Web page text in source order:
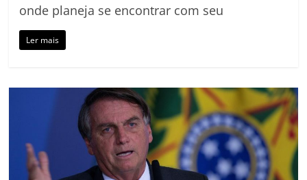
onde planeja se encontrar com seu
Ler mais